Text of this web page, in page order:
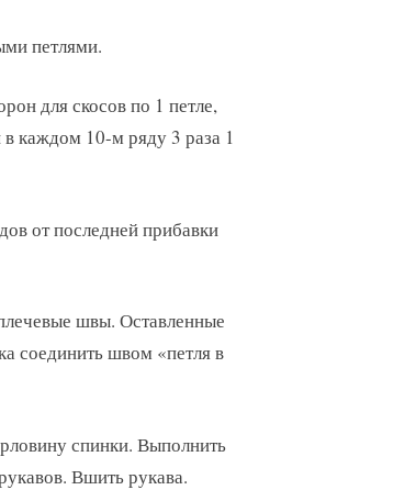
петлями.
для скосов по 1 петле,
каждом 10-м ряду 3 раза 1
от последней прибавки
швы. Оставленные
соединить швом «петля в
спинки. Выполнить
Вшить рукава.